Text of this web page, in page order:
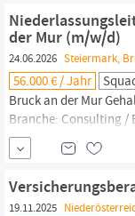
eine technische oder...
der Mur (m/w/d)
24.06.2026 Steiermark,
56.000 € / Jahr
Bruck an der Mur
Branche: Consulting /
verfügen über
Recruiting oder im
weiterentwickeln?
19.11.2025